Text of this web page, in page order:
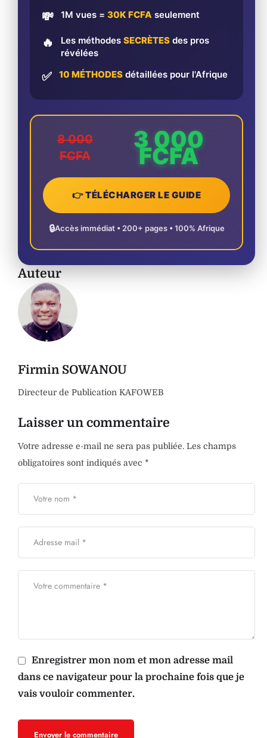
💸 1M vues = 30K FCFA seulement
🔥 Les méthodes SECRÈTES des pros
révélées
✅ 10 MÉTHODES détaillées pour l'Afrique
8 000
FCFA
3 000
FCFA
👉 TÉLÉCHARGER LE GUIDE
🔒Accès immédiat • 200+ pages • 100% Afrique
Auteur
Firmin SOWANOU
Directeur de Publication KAFOWEB
Laisser un commentaire
Votre adresse e-mail ne sera pas publiée. Les champs
obligatoires sont indiqués avec *
Enregistrer mon nom et mon adresse mail
dans ce navigateur pour la prochaine fois que je
vais vouloir commenter.
Envoyer le commentaire